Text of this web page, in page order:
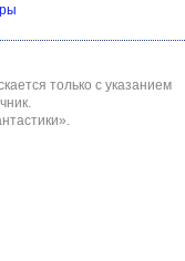
только с указанием